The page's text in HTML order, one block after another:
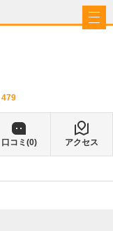
479
口コミ(0) アクセス